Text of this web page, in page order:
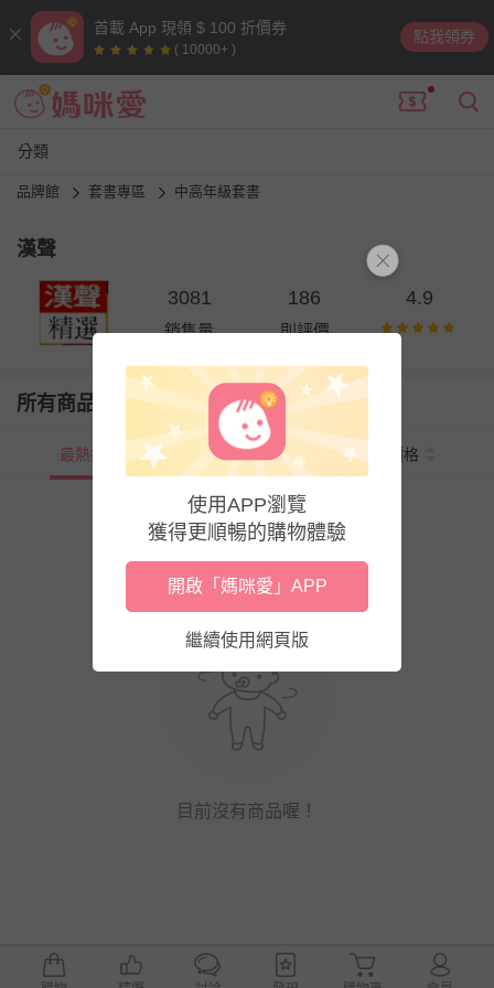
首載 App 現領 $ 100 折價券
( 10000+ )
點我領券
分類
品牌館 套書專區 中高年級套書
漢聲
3081
銷售量
186
則評價
4.9
所有商品
最熱銷 新上市 價格
目前沒有商品喔！
使用APP瀏覽
獲得更順暢的購物體驗
開啟「媽咪愛」APP
繼續使用網頁版